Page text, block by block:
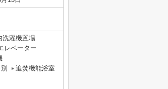
洗濯機置場
レベーター
追焚機能浴室